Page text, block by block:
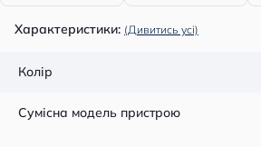
Характеристики: (Дивитись усі)
Колір
Сумісна модель пристрою